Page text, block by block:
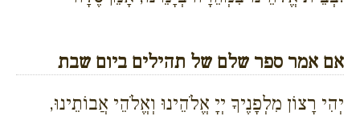
אם אמר ספר שלם של תהילים ביום שבת
יְהִי רָצוֹן מִלְפָנֶיךָ יְיָ אֱלֹהֵינוּ וְאֱלֹהֵי אֲבוֹתֵינוּ,